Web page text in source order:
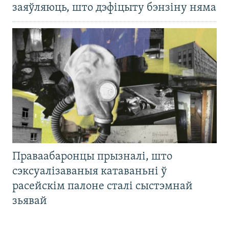
заяўляюць, што дэфіцыту бэнзіну няма
Праваабаронцы прызналі, што
сэксуалізаваныя катаваньні ў
расейскім палоне сталі сыстэмнай
зьявай